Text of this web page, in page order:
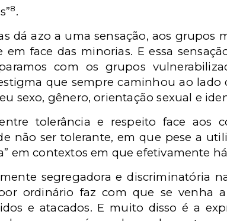
8.
dá azo a uma sensação, aos grupos
face das minorias. E essa
com os grupos
que sempre caminhou ao lado
sexo, gênero, orientação sexual e
tolerância e respeito face aos
não ser tolerante, em que pese a
em contextos em que efetivamente
segregadora e discriminatória
ordinário faz com que se venha
e atacados. E muito disso é a